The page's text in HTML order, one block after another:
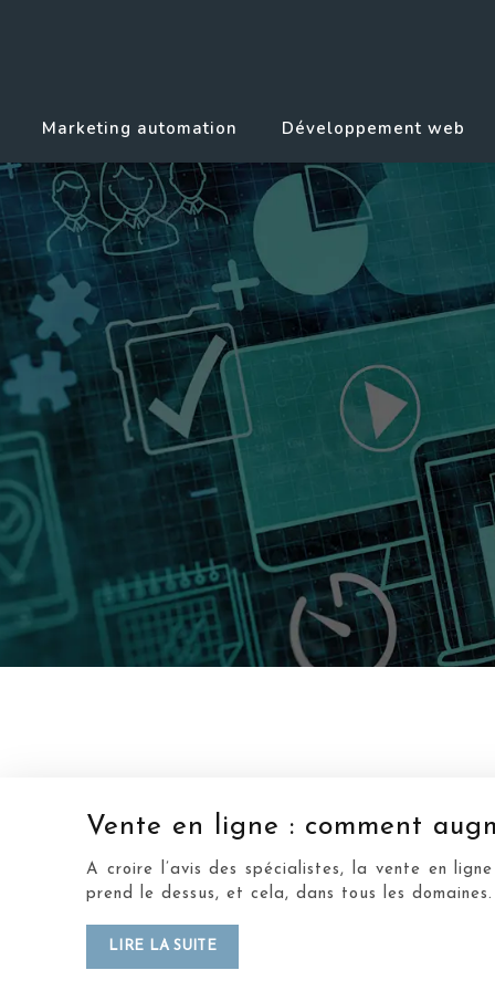
Marketing automation Développement web
Vente en ligne : comment
A croire l’avis des spécialistes, la vente en
prend le dessus, et cela, dans tous les
LIRE LA SUITE